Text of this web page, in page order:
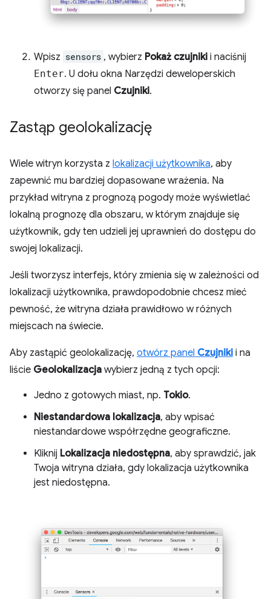
Wpisz sensors , wybierz Pokaż czujniki i naciśnij
Enter. U dołu okna Narzędzi deweloperskich
otworzy się panel Czujniki.
Zastąp geolokalizację
Wiele witryn korzysta z lokalizacji użytkownika, aby
zapewnić mu bardziej dopasowane wrażenia. Na
przykład witryna z prognozą pogody może wyświetlać
lokalną prognozę dla obszaru, w którym znajduje się
użytkownik, gdy ten udzieli jej uprawnień do dostępu do
swojej lokalizacji.
Jeśli tworzysz interfejs, który zmienia się w zależności od
lokalizacji użytkownika, prawdopodobnie chcesz mieć
pewność, że witryna działa prawidłowo w różnych
miejscach na świecie.
Aby zastąpić geolokalizację, otwórz panel Czujniki i na
liście Geolokalizacja wybierz jedną z tych opcji:
Jedno z gotowych miast, np. Tokio.
Niestandardowa lokalizacja, aby wpisać
niestandardowe współrzędne geograficzne.
Kliknij Lokalizacja niedostępna, aby sprawdzić, jak
Twoja witryna działa, gdy lokalizacja użytkownika
jest niedostępna.